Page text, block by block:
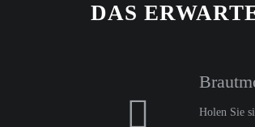
DAS
Holen Sie